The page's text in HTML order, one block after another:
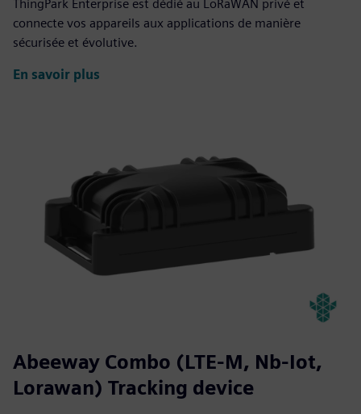
ThingPark Enterprise est dédié au LoRaWAN privé et
connecte vos appareils aux applications de manière
sécurisée et évolutive.
En savoir plus
Abeeway Combo (LTE-M, Nb-Iot,
Lorawan) Tracking device